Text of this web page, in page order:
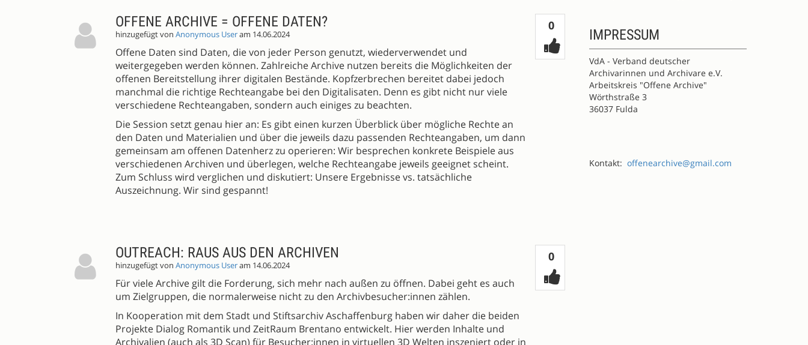
0Votes
OFFENE ARCHIVE = OFFENE DATEN?
hinzugefügt von Anonymous Useram 14.06.2024
Offene Daten sind Daten, die von jeder Person genutzt, wiederverwendet und
weitergegeben werden können. Zahlreiche Archive nutzen bereits die Möglichkeiten der
offenen Bereitstellung ihrer digitalen Bestände. Kopfzerbrechen bereitet dabei jedoch
manchmal die richtige Rechteangabe bei den Digitalisaten. Denn es gibt nicht nur viele
verschiedene Rechteangaben, sondern auch einiges zu beachten.
Die Session setzt genau hier an: Es gibt einen kurzen Überblick über mögliche Rechte an
den Daten und Materialien und über die jeweils dazu passenden Rechteangaben, um dann
gemeinsam am offenen Datenherz zu operieren: Wir besprechen konkrete Beispiele aus
verschiedenen Archiven und überlegen, welche Rechteangabe jeweils geeignet scheint.
Zum Schluss wird verglichen und diskutiert: Unsere Ergebnisse vs. tatsächliche
Auszeichnung. Wir sind gespannt!
0Votes
OUTREACH: RAUS AUS DEN ARCHIVEN
hinzugefügt von Anonymous Useram 14.06.2024
Für viele Archive gilt die Forderung, sich mehr nach außen zu öffnen. Dabei geht es auch
um Zielgruppen, die normalerweise nicht zu den Archivbesucher:innen zählen.
In Kooperation mit dem Stadt und Stiftsarchiv Aschaffenburg haben wir daher die beiden
Projekte Dialog Romantik und ZeitRaum Brentano entwickelt. Hier werden Inhalte und
Archivalien (auch als 3D Scan) für Besucher:innen in virtuellen 3D Welten inszeniert oder in
IMPRESSUM
VdA - Verband deutscher
Archivarinnen und Archivare e.V.
Arbeitskreis "Offene Archive"
Wörthstraße 3
36037 Fulda
Kontakt: offenearchive@gmail.com